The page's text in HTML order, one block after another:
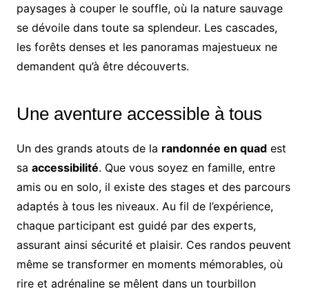
paysages à couper le souffle, où la nature sauvage
se dévoile dans toute sa splendeur. Les cascades,
les forêts denses et les panoramas majestueux ne
demandent qu’à être découverts.
Une aventure accessible à tous
Un des grands atouts de la randonnée en quadest
sa accessibilité. Que vous soyez en famille, entre
amis ou en solo, il existe des stages et des parcours
adaptés à tous les niveaux. Au fil de l’expérience,
chaque participant est guidé par des experts,
assurant ainsi sécurité et plaisir. Ces randos peuvent
même se transformer en moments mémorables, où
rire et adrénaline se mêlent dans un tourbillon